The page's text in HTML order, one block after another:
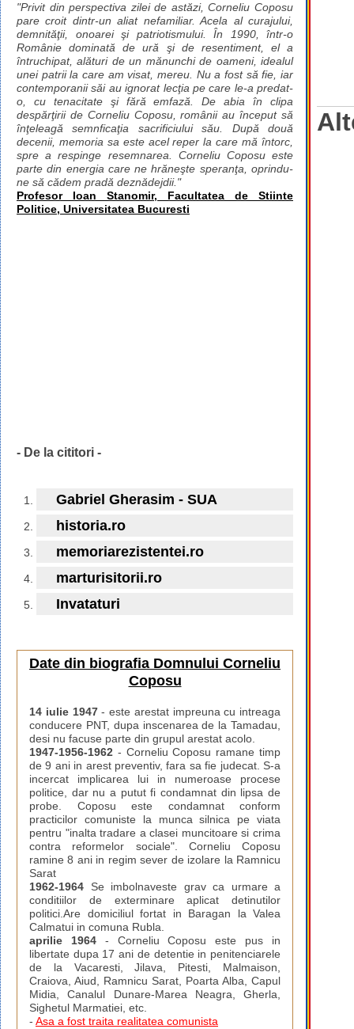
"Privit din perspectiva zilei de astăzi, Corneliu Coposu
pare croit dintr-un aliat nefamiliar. Acela al curajului,
demnităţii, onoarei şi patriotismului. În 1990, într-o
Românie dominată de ură şi de resentiment, el a
întruchipat, alături de un mănunchi de oameni, idealul
unei patrii la care am visat, mereu. Nu a fost să fie, iar
contemporanii săi au ignorat lecţia pe care le-a predat-
o, cu tenacitate şi fără emfază. De abia în clipa
despărţirii de Corneliu Coposu, românii au început să
înţeleagă semnficaţia sacrificiului său. După două
decenii, memoria sa este acel reper la care mă întorc,
spre a respinge resemnarea. Corneliu Coposu este
parte din energia care ne hrăneşte speranţa, oprindu-
ne să cădem pradă deznădejdii."
Profesor Ioan Stanomir, Facultatea de Stiinte
Politice, Universitatea Bucuresti
- De la cititori -
Gabriel Gherasim - SUA
historia.ro
memoriarezistentei.ro
marturisitorii.ro
Invataturi
Date din biografia Domnului Corneliu
Coposu
14 iulie 1947- este arestat impreuna cu intreaga
conducere PNT, dupa inscenarea de la Tamadau,
desi nu facuse parte din grupul arestat acolo.
1947-1956-1962 - Corneliu Coposu ramane timp
de 9 ani in arest preventiv, fara sa fie judecat. S-a
incercat implicarea lui in numeroase procese
politice, dar nu a putut fi condamnat din lipsa de
probe. Coposu este condamnat conform
practicilor comuniste la munca silnica pe viata
pentru "inalta tradare a clasei muncitoare si crima
contra reformelor sociale". Corneliu Coposu
ramine 8 ani in regim sever de izolare la Ramnicu
Sarat
1962-1964 Se imbolnaveste grav ca urmare a
conditiilor de exterminare aplicat detinutilor
politici.Are domiciliul fortat in Baragan la Valea
Calmatui in comuna Rubla.
aprilie 1964- Corneliu Coposu este pus in
libertate dupa 17 ani de detentie in penitenciarele
de la Vacaresti, Jilava, Pitesti, Malmaison,
Craiova, Aiud, Ramnicu Sarat, Poarta Alba, Capul
Midia, Canalul Dunare-Marea Neagra, Gherla,
Sighetul Marmatiei, etc.
- Asa a fost traita realitatea comunista